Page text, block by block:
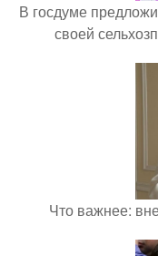
В госдуме
своей
Что важнее: